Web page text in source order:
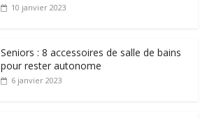
10 janvier 2023
Seniors : 8 accessoires de salle de bains
pour rester autonome
6 janvier 2023